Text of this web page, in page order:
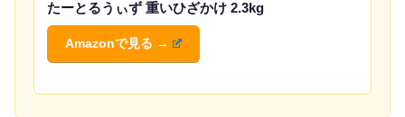
たーとるうぃず 重いひざかけ 2.3kg
Amazonで見る →